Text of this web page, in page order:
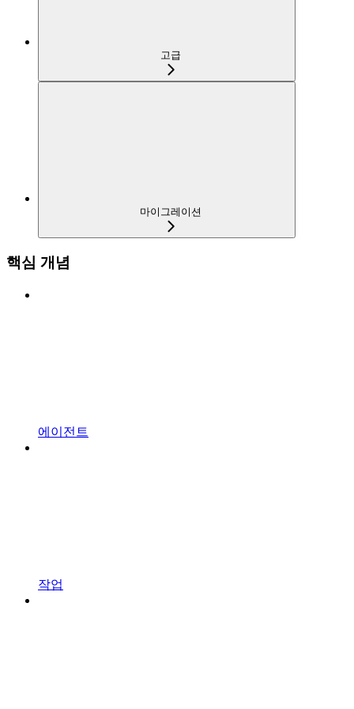
고급
마이그레이션
핵심 개념
에이전트
작업